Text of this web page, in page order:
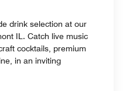
drink selection at our
IL. Catch live music
cocktails, premium
in an inviting